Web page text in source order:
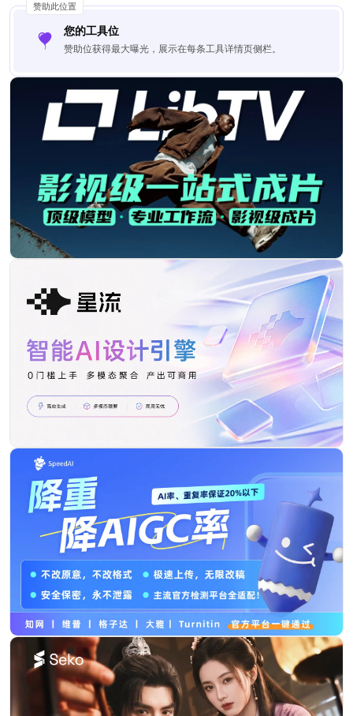
赞助此位置
您的工具位
赞助位获得最大曝光，展示在每条工具详情页侧栏。